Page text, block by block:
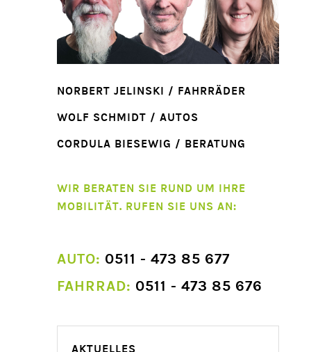
NORBERT JELINSKI / FAHRRÄDER
WOLF SCHMIDT / AUTOS
CORDULA BIESEWIG / BERATUNG
WIR BERATEN SIE RUND UM IHRE
MOBILITÄT. RUFEN SIE UNS AN:
AUTO: 0511 - 473 85 677
FAHRRAD: 0511 - 473 85 676
AKTUELLES